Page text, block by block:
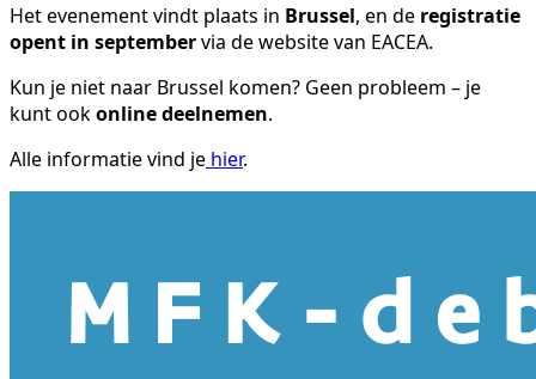
Het evenement vindt plaats in Brussel, en de registratie
opent in septembervia de website van EACEA.
Kun je niet naar Brussel komen? Geen probleem – je
kunt ookonline deelnemen.
Alle informatie vind je hier.